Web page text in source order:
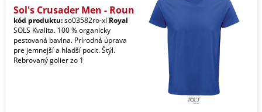
Sol's Crusader Men - Roun
kód produktu:so03582ro-xl Royal
SOLS Kvalita. 100 % organicky
pestovaná bavlna. Prírodná úprava
pre jemnejší a hladší pocit. Štýl.
Rebrovaný golier zo 1